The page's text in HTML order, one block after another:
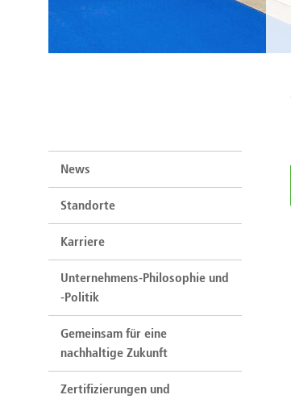
News
Standorte
Karriere
Unternehmens-Philosophie und
-Politik
Gemeinsam für eine
nachhaltige Zukunft
Zertifizierungen und